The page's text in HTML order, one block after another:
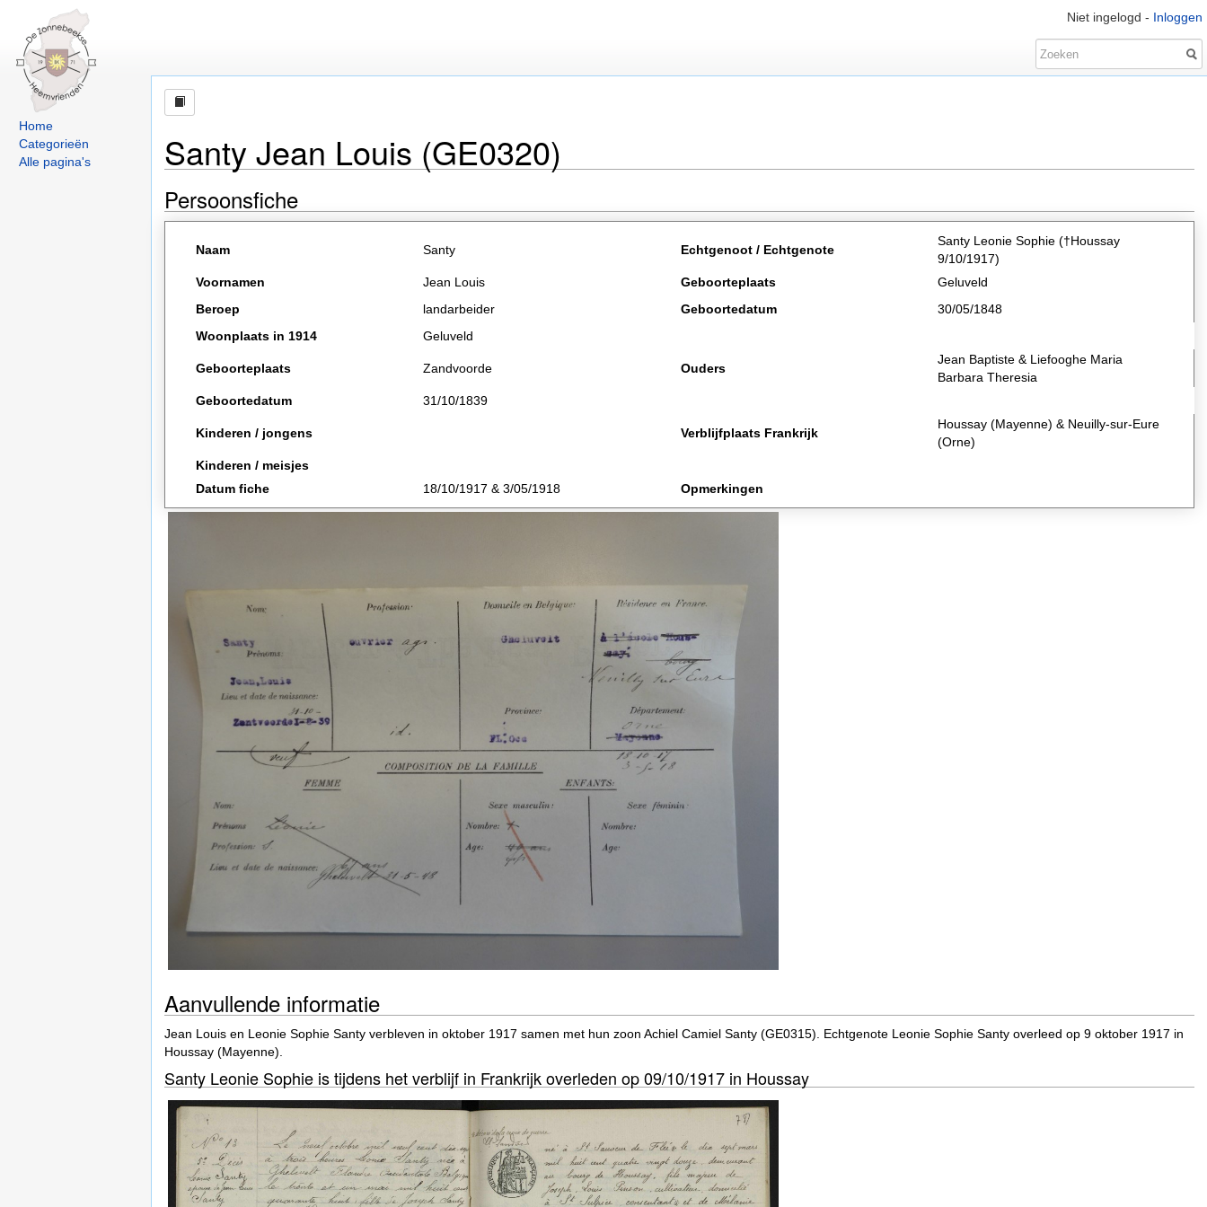
Niet ingelogd - Inloggen
Home
Categorieën
Alle pagina's
Santy Jean Louis (GE0320)
Persoonsfiche
Naam Santy Echtgenoot / Echtgenote
Santy Leonie Sophie (†Houssay
9/10/1917)
Voornamen
Jean Louis Geboorteplaats
Geluveld
Beroep
landarbeider Geboortedatum
30/05/1848
Woonplaats in 1914
Geluveld
Geboorteplaats Zandvoorde Ouders
Jean Baptiste & Liefooghe Maria
Barbara Theresia
Geboortedatum
31/10/1839
Kinderen / jongens Verblijfplaats Frankrijk
Houssay (Mayenne) & Neuilly-sur-Eure
(Orne)
Kinderen / meisjes
Datum fiche
18/10/1917 & 3/05/1918 Opmerkingen
Aanvullende informatie
Jean Louis en Leonie Sophie Santy verbleven in oktober 1917 samen met hun zoon Achiel Camiel Santy (GE0315). Echtgenote Leonie Sophie Santy overleed op 9 oktober 1917 in
Houssay (Mayenne).
Santy Leonie Sophie is tijdens het verblijf in Frankrijk overleden op 09/10/1917 in Houssay